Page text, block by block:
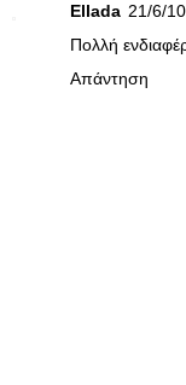
Ellada 21/6/
Πολλή
Απάντηση